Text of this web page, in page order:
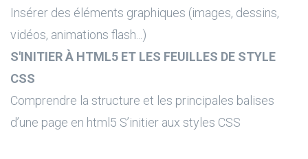
Insérer des éléments graphiques (images, dessins,
vidéos, animations flash...)
S'INITIER À HTML5 ET LES FEUILLES DE STYLE
CSS
Comprendre la structure et les principales balises
d’une page en html5 S’initier aux styles CSS